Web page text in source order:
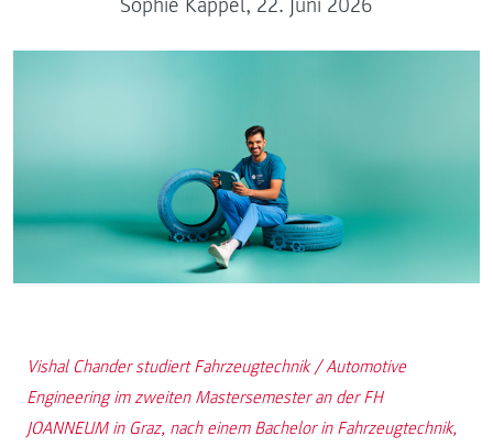
Sophie Kappel, 22. Juni 2026
Vishal Chander studiert Fahrzeugtechnik / Automotive
Engineering im zweiten Mastersemester an der FH
JOANNEUM in Graz, nach einem Bachelor in Fahrzeugtechnik,